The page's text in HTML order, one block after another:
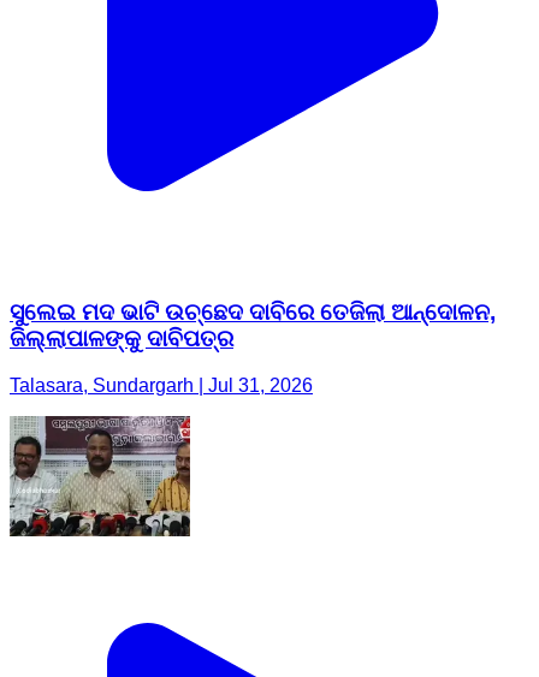
ସୁଲେଇ ମଦ ଭାଟି ଉଚ୍ଛେଦ ଦାବିରେ ତେଜିଲା ଆନ୍ଦୋଳନ,
ଜିଲ୍ଲାପାଳଙ୍କୁ ଦାବିପତ୍ର
Talasara, Sundargarh | Jul 31, 2026